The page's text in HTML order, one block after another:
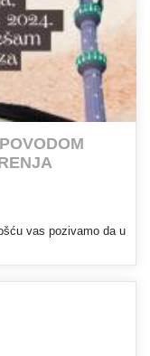
vas pozivamo da u